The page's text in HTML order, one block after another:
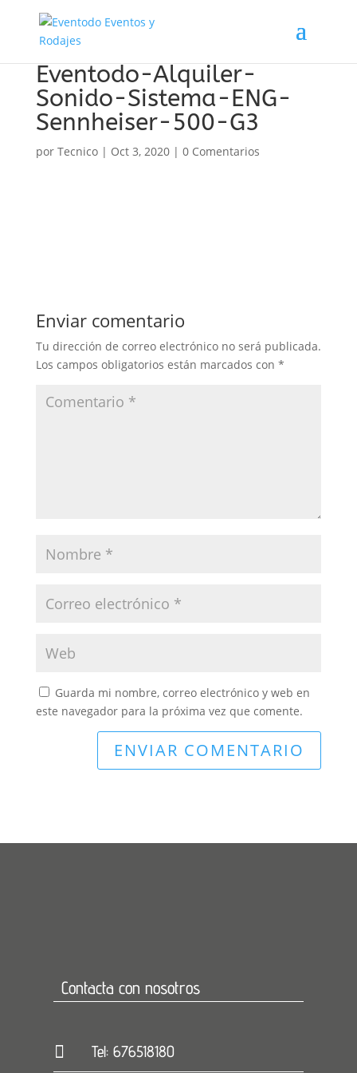
Eventodo-Alquiler-
Sonido-Sistema-ENG-
Sennheiser-500-G3
por Tecnico| Oct 3, 2020| 0 Comentarios
Enviar comentario
Tu dirección de correo electrónico no será publicada.
Los campos obligatorios están marcados con *
Guarda mi nombre, correo electrónico y web en
este navegador para la próxima vez que comente.
Contacta con nosotros
 Tel: 676518180